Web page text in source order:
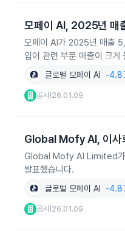
모페이 AI, 2025년 매
모페이 AI가 2025년 매출
입어 관련 부문 매출이 크게
글로벌 모페이 AI -
공시 26.01.09
Global Mofy AI, 이사
Global Mofy AI Limited가
발표했습니다.
글로벌 모페이 AI -
공시 26.01.09